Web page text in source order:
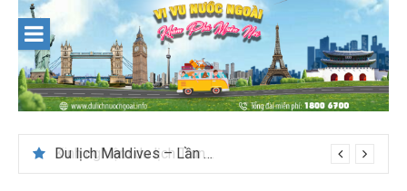
content
Du lịch Maldives – Lần đầu nên đi đâu, chơi gì?